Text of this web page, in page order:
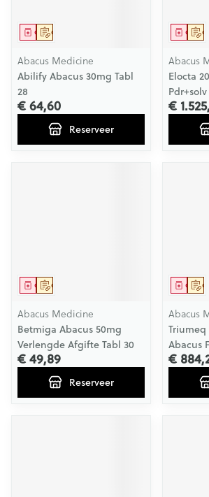
Op voorschrift
Geneesmiddel
Abacus Medicine
Abilify Abacus 30mg Tabl
28
€ 64,60
Reserveer
Abacus
Elocta
€
Op voorschrift
Geneesmiddel
Abacus Medicine
Betmiga Abacus 50mg
Verlengde Afgifte Tabl 30
€ 49,89
Reserveer
Abacus
Triumeq
Abacus
€